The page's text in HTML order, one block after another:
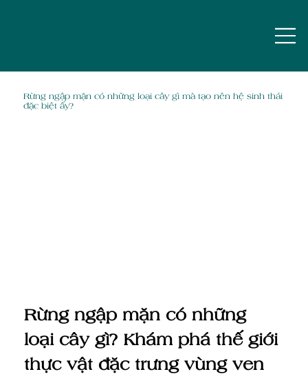
Rừng ngập mặn có những
loại cây gì? Khám phá thế giới
thực vật đặc trưng vùng ven
Rừng ngập mặn có những loại cây gì mà tạo nên hệ sinh thái
đặc biệt ấy?